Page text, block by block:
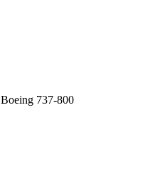
Boeing 737-800